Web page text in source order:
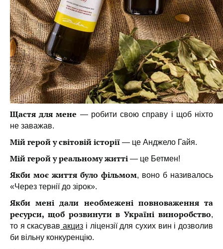
Щастя для мене — робити свою справу і щоб ніхто
не заважав.
Мій герой у світовій історії — це Анджело Гайя.
Мій герой у реальному житті — це Бетмен!
Якби моє життя було фільмом, воно б називалось
«Через тернії до зірок».
Якби мені дали необмежені повноваження та
ресурси, щоб розвинути в Україні виноробство,
то яскасував акциз і ліцензії для сухих вин і дозволив
би вільну конкуренцію.